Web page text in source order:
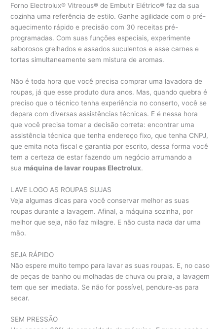
Forno Electrolux® Vitreous® de Embutir Elétrico® faz da sua
cozinha uma referência de estilo. Ganhe agilidade com o pré-
aquecimento rápido e precisão com 30 receitas pré-
programadas. Com suas funções especiais, experimente
saborosos grelhados e assados suculentos e asse carnes e
tortas simultaneamente sem mistura de aromas.
Não é toda hora que você precisa comprar uma lavadora de
roupas, já que esse produto dura anos. Mas, quando quebra é
preciso que o técnico tenha experiência no conserto, você se
depara com diversas assistências técnicas. E é nessa hora
que você precisa tomar a decisão correta: encontrar uma
assistência técnica que tenha endereço fixo, que tenha CNPJ,
que emita nota fiscal e garantia por escrito, dessa forma você
tem a certeza de estar fazendo um negócio arrumando a
sua máquina de lavar roupas Electrolux.
LAVE LOGO AS ROUPAS SUJAS
Veja algumas dicas para você conservar melhor as suas
roupas durante a lavagem. Afinal, a máquina sozinha, por
melhor que seja, não faz milagre. E não custa nada dar uma
mão.
SEJA RÁPIDO
Não espere muito tempo para lavar as suas roupas. E, no caso
de peças de banho ou molhadas de chuva ou praia, a lavagem
tem que ser imediata. Se não for possível, pendure-as para
secar.
SEM PRESSÃO